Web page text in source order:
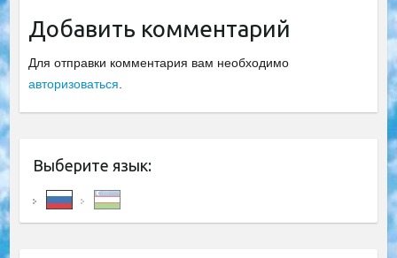
Добавить комментарий
Для отправки комментария вам необходимо
авторизоваться.
Выберите язык: